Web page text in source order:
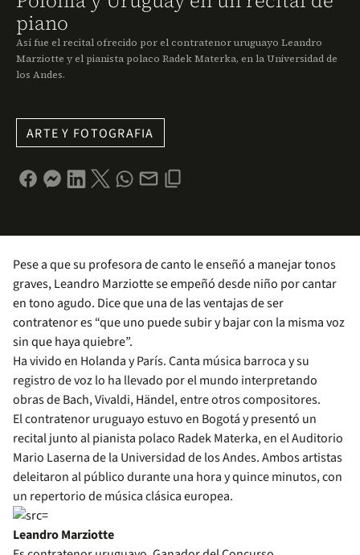
piano
Así fue el recital ofrecido por el contratenor uruguayo Leandro
Marziotte y el pianista polaco Radek Materka, en la Universidad de
los Andes.
ARTE Y FOTOGRAFIA
Pese a que su profesora de canto le enseñó a manejar tonos
graves, Leandro Marziotte se empeñó desde niño por cantar
en tono agudo. Dice que una de las ventajas de ser
contratenor es “que uno puede subir y bajar con la misma voz
sin que haya quiebre”.
Ha vivido en Holanda y París. Canta música barroca y su
registro de voz lo ha llevado por el mundo interpretando
obras de Bach, Vivaldi, Händel, entre otros compositores.
El contratenor uruguayo estuvo en Bogotá y presentó un
recital junto al pianista polaco Radek Materka, en el Auditorio
Mario Laserna de la Universidad de los Andes. Ambos artistas
deleitaron al público durante una hora y quince minutos, con
un repertorio de música clásica europea.
Leandro Marziotte